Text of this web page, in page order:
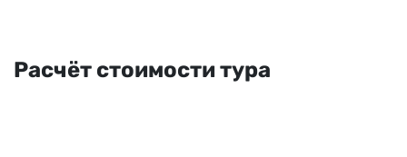
Расчёт стоимости тура